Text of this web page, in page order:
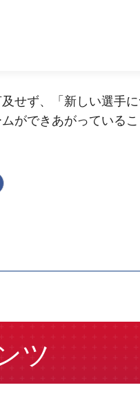
せず、「新しい選手
ができあがっているこ
ツ